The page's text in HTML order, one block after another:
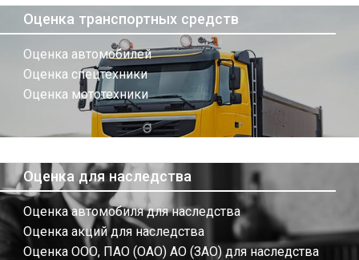
Оценка транспортных средств
Оценка автомобилей
Оценка спецтехники
Оценка мототехники
Оценка для наследства
Оценка автомобиля для наследства
Оценка акций для наследства
Оценка ООО, ПАО (ОАО) АО (ЗАО) для наследства